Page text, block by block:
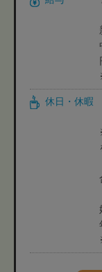
休日・休暇